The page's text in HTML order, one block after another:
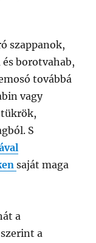
szappanok,
borotvahab,
továbbá
vagy
tükrök,
S
saját maga
a
a